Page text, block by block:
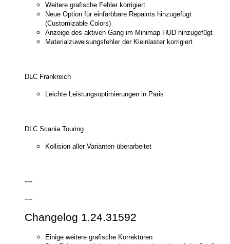
Weitere grafische Fehler korrigiert
Neue Option für einfärbbare Repaints hinzugefügt
(Customizable Colors)
Anzeige des aktiven Gang im Minimap-HUD hinzugefügt
Materialzuweisungsfehler der Kleinlaster korrigiert
DLC Frankreich
Leichte Leistungsoptimierungen in Paris
DLC Scania Touring
Kollision aller Varianten überarbeitet
---
---
Changelog 1.24.31592
Einige weitere grafische Korrekturen